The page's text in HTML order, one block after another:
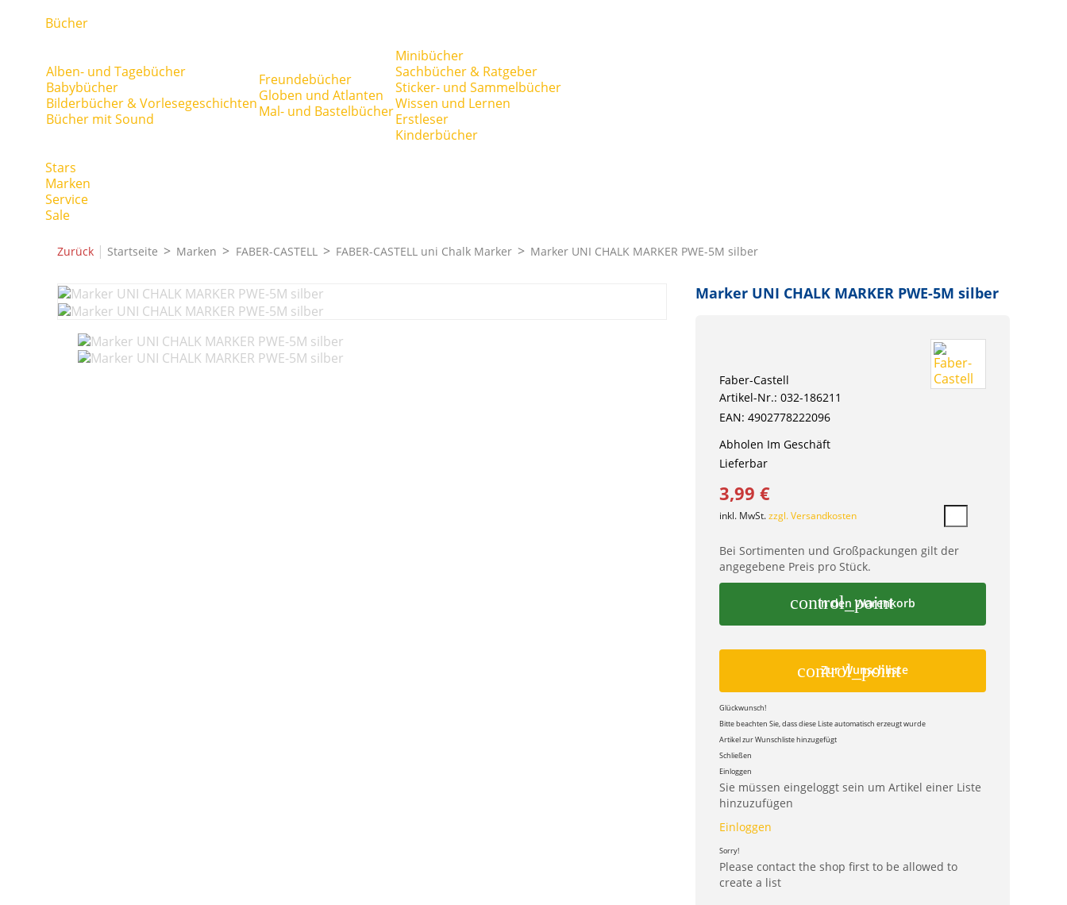
Bücher
Alben- und Tagebücher
Babybücher
Bilderbücher & Vorlesegeschichten
Bücher mit Sound
Freundebücher
Globen und Atlanten
Mal- und Bastelbücher
Minibücher
Sachbücher & Ratgeber
Sticker- und Sammelbücher
Wissen und Lernen
Erstleser
Kinderbücher
Stars
Marken
Service
Sale
Zurück | Startseite Marken FABER-CASTELL FABER-CASTELL uni Chalk Marker Marker UNI CHALK MARKER PWE-5M silber
Marker UNI CHALK MARKER PWE-5M silber
Faber-Castell
Artikel-Nr.: 032-186211
EAN: 4902778222096
Abholen Im Geschäft
Lieferbar
3,99 €
inkl. MwSt.zzgl. Versandkosten
Bei Sortimenten und Großpackungen gilt der
angegebene Preis pro Stück.
control_point
In den Warenkorb
control_point
Zur Wunschliste
Glückwunsch!
Bitte beachten Sie, dass diese Liste automatisch erzeugt wurde
Artikel zur Wunschliste hinzugefügt
Schließen
Einloggen
Sie müssen eingeloggt sein um Artikel einer Liste
hinzuzufügen
Einloggen
Sorry!
Please contact the shop first to be allowed to
create a list